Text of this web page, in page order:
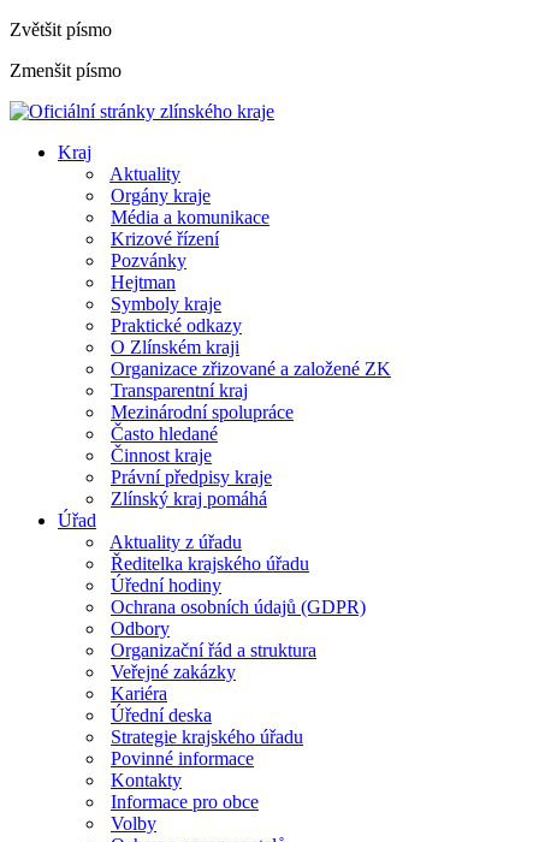
Zvětšit písmo
Zmenšit písmo
Kraj
Aktuality
Orgány kraje
Média a komunikace
Krizové řízení
Pozvánky
Hejtman
Symboly kraje
Praktické odkazy
O Zlínském kraji
Organizace zřizované a založené ZK
Transparentní kraj
Mezinárodní spolupráce
Často hledané
Činnost kraje
Právní předpisy kraje
Zlínský kraj pomáhá
Úřad
Aktuality z úřadu
Ředitelka krajského úřadu
Úřední hodiny
Ochrana osobních údajů (GDPR)
Odbory
Organizační řád a struktura
Veřejné zakázky
Kariéra
Úřední deska
Strategie krajského úřadu
Povinné informace
Kontakty
Informace pro obce
Volby